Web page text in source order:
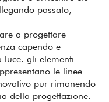
passato,
a progettare
capendo e
luce. gli elementi
le linee
pur rimanendo
della progettazione.